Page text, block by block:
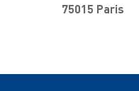
75015 Paris